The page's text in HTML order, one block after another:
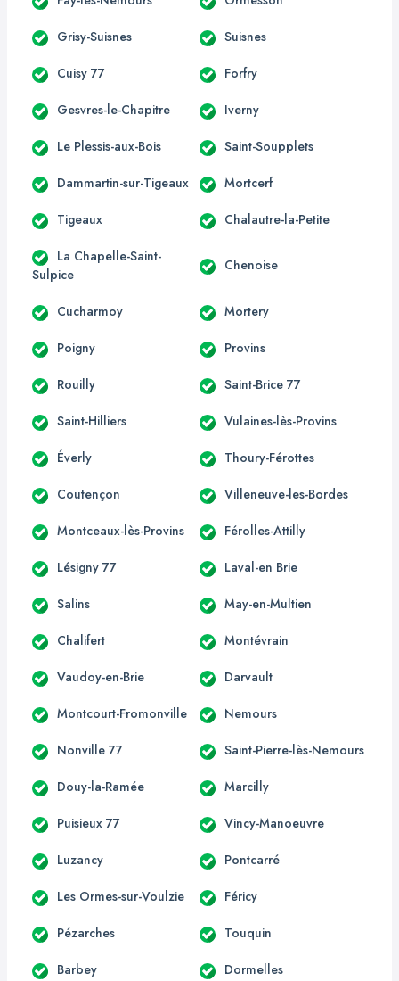
Grisy-Suisnes Suisnes
Cuisy 77 Forfry
Gesvres-le-Chapitre Iverny
Le Plessis-aux-Bois Saint-Soupplets
Dammartin-sur-Tigeaux Mortcerf
Tigeaux Chalautre-la-Petite
La Chapelle-Saint-
Sulpice
Chenoise
Cucharmoy Mortery
Poigny Provins
Rouilly Saint-Brice 77
Saint-Hilliers Vulaines-lès-Provins
Éverly Thoury-Férottes
Coutençon Villeneuve-les-Bordes
Montceaux-lès-Provins Férolles-Attilly
Lésigny 77 Laval-en Brie
Salins May-en-Multien
Chalifert Montévrain
Vaudoy-en-Brie Darvault
Montcourt-Fromonville Nemours
Nonville 77 Saint-Pierre-lès-Nemours
Douy-la-Ramée Marcilly
Puisieux 77 Vincy-Manoeuvre
Luzancy Pontcarré
Les Ormes-sur-Voulzie Féricy
Pézarches Touquin
Barbey Dormelles